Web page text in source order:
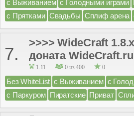
с Выживанием с Голодными играми
с Прятками Свадьбы Сплиф арена
7.
>>>> WideCraft
доната
1.11 0 из 400 0
Без WhiteList с Выживанием с
с Паркуром Пиратские Приват